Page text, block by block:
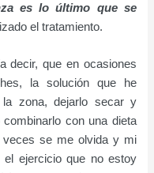
es lo último que se
el tratamiento.
decir, que en ocasiones
la solución que he
zona, dejarlo secar y
con una dieta
veces se me olvida y mi
el ejercicio que no estoy